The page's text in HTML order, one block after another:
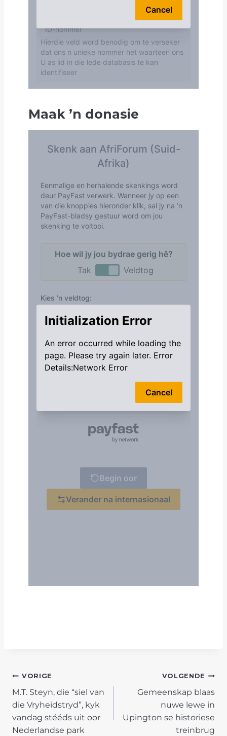
Maak ’n donasie
POST
NAVIGATION
VORIGE
M.T. Steyn, die “siel van
die Vryheidstryd”, kyk
vandag stééds uit oor
Nederlandse park
VOLGENDE
Gemeenskap blaas
nuwe lewe in
Upington se historiese
treinbrug